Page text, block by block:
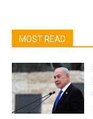
MOST READ